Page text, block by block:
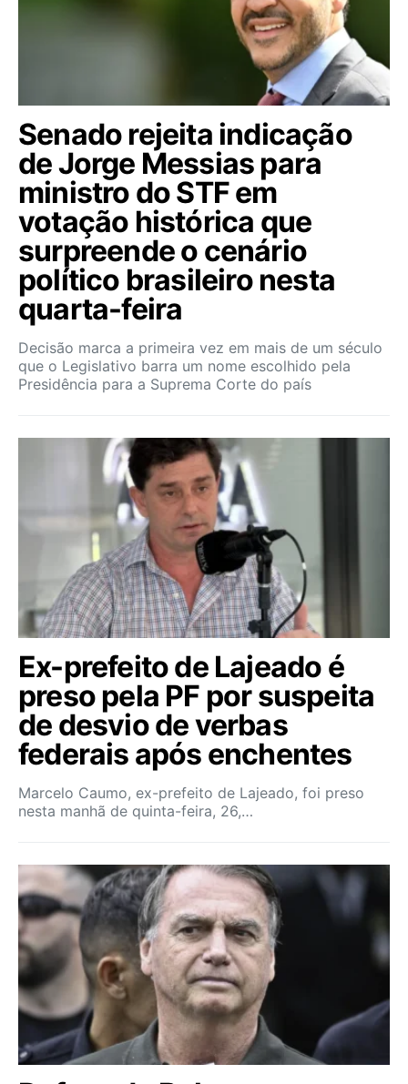
Senado rejeita indicação
de Jorge Messias para
ministro do STF em
votação histórica que
surpreende o cenário
político brasileiro nesta
quarta-feira
Decisão marca a primeira vez em mais de um século
que o Legislativo barra um nome escolhido pela
Presidência para a Suprema Corte do país
Ex-prefeito de Lajeado é
preso pela PF por suspeita
de desvio de verbas
federais após enchentes
Marcelo Caumo, ex-prefeito de Lajeado, foi preso
nesta manhã de quinta-feira, 26,…